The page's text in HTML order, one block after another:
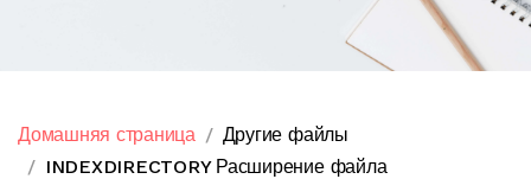
Домашняя страница
Другие файлы
INDEXDIRECTORY Расширение файла